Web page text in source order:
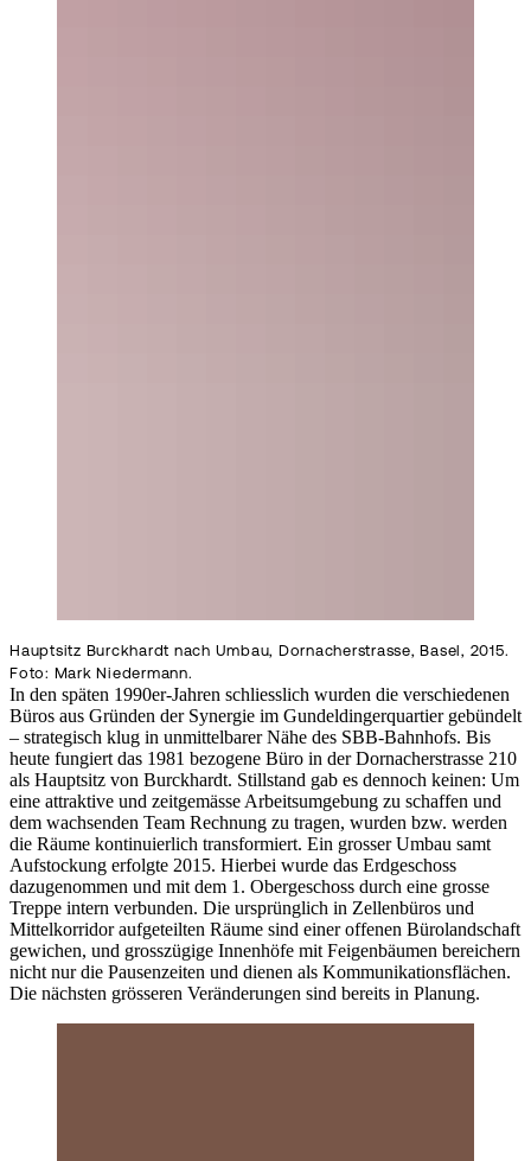
Hauptsitz Burckhardt nach Umbau, Dornacherstrasse, Basel, 2015.
Foto: Mark Niedermann.
In den späten 1990er-Jahren schliesslich wurden die verschiedenen
Büros aus Gründen der Synergie im Gundeldingerquartier gebündelt
– strategisch klug in unmittelbarer Nähe des SBB-Bahnhofs. Bis
heute fungiert das 1981 bezogene Büro in der Dornacherstrasse 210
als Hauptsitz von Burckhardt. Stillstand gab es dennoch keinen: Um
eine attraktive und zeitgemässe Arbeitsumgebung zu schaffen und
dem wachsenden Team Rechnung zu tragen, wurden bzw. werden
die Räume kontinuierlich transformiert. Ein grosser Umbau samt
Aufstockung erfolgte 2015. Hierbei wurde das Erdgeschoss
dazugenommen und mit dem 1. Obergeschoss durch eine grosse
Treppe intern verbunden. Die ursprünglich in Zellenbüros und
Mittelkorridor aufgeteilten Räume sind einer offenen Bürolandschaft
gewichen, und grosszügige Innenhöfe mit Feigenbäumen bereichern
nicht nur die Pausenzeiten und dienen als Kommunikationsflächen.
Die nächsten grösseren Veränderungen sind bereits in Planung.